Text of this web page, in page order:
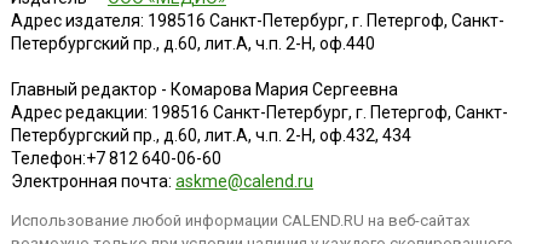
Адрес издателя: 198516 Санкт-Петербург, г. Петергоф, Санкт-
Петербургский пр., д.60, лит.А, ч.п. 2-Н, оф.440
Главный редактор - Комарова Мария Сергеевна
Адрес редакции: 198516 Санкт-Петербург, г. Петергоф, Санкт-
Петербургский пр., д.60, лит.А, ч.п. 2-Н, оф.432, 434
Телефон:+7 812 640-06-60
Электронная почта: askme@calend.ru
Использование любой информации CALEND.RU на веб-сайтах